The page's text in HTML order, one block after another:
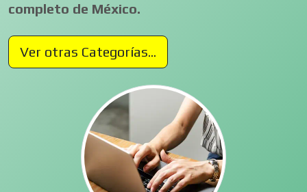
completo de México.
Ver otras Categorías...